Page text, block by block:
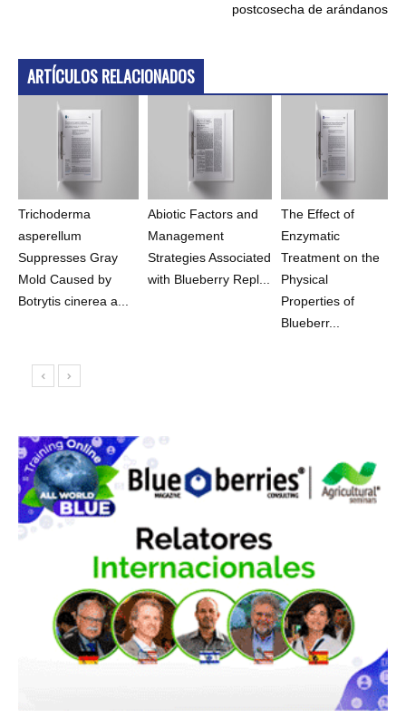
postcosecha de arándanos
ARTÍCULOS RELACIONADOS
Trichoderma
asperellum
Suppresses Gray
Mold Caused by
Botrytis cinerea a...
Abiotic Factors and
Management
Strategies Associated
with Blueberry Repl...
The Effect of
Enzymatic
Treatment on the
Physical
Properties of
Blueberr...